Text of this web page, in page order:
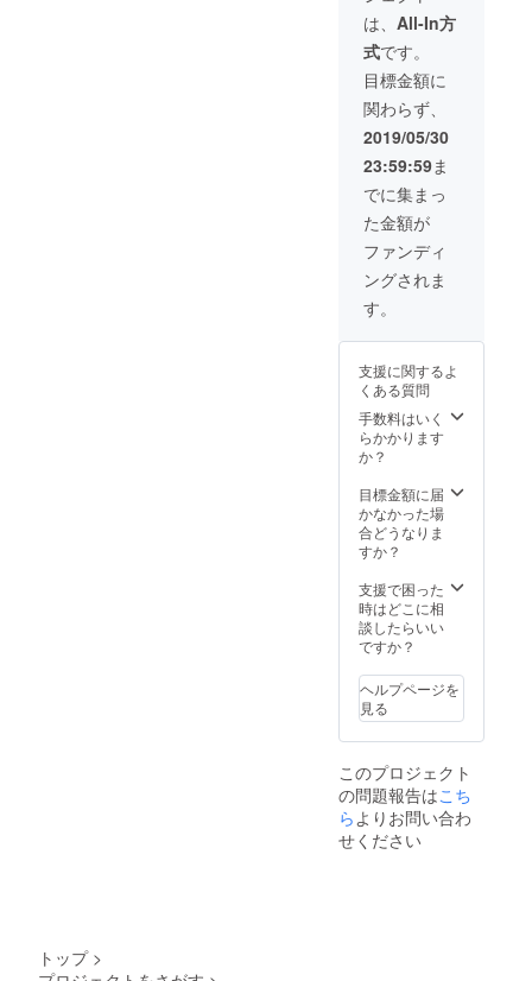
(レタッ
チ込
み)、交
通費別
途。撮
影日程
はメー
ルにて
調整さ
せてい
ただき
ます。
レー
ト、
カップ
ルフォ
ト、
ファミ
リー
フォ
ト、イ
ベント
撮影、
アー
ティス
ト写真
などな
日、な
い日常
を写真
におさ
めませ
んか？
た中か
ら1点お
選びい
ただ
の写真
をポス
トカー
ドにデ
してお
届けし
ます。
撮影時
程度、
データ5
枚納品
(レタッ
チ込
は、 All-In方
式です。
目標金額に
関わらず、
2019/05/30
23:59:59ま
でに集まっ
た金額が
ファンディ
ングされま
す。
支援に関するよ
くある質問
手数料はいく
らかかります
か？
目標金額に届
かなかった場
合どうなりま
すか？
支援で困った
時はどこに相
談したらいい
ですか？
ヘルプページを
見る
このプロジェクト
の問題報告はこち
ら よりお問い合わ
せください
トップ >